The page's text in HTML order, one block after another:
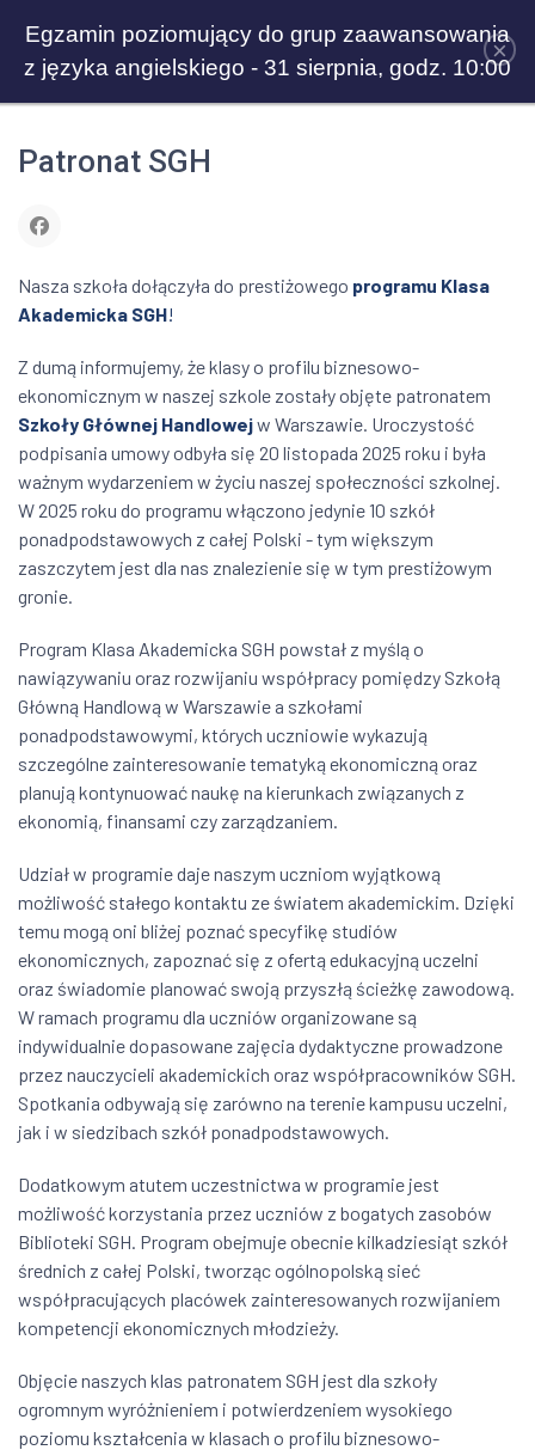
Patronat SGH
Nasza szkoła dołączyła do prestiżowego programu Klasa
Akademicka SGH!
Z dumą informujemy, że klasy o profilu biznesowo-
ekonomicznym w naszej szkole zostały objęte patronatem
Szkoły Głównej Handlowejw Warszawie. Uroczystość
podpisania umowy odbyła się 20 listopada 2025 roku i była
ważnym wydarzeniem w życiu naszej społeczności szkolnej.
W 2025 roku do programu włączono jedynie 10 szkół
ponadpodstawowych z całej Polski - tym większym
zaszczytem jest dla nas znalezienie się w tym prestiżowym
gronie.
Program Klasa Akademicka SGH powstał z myślą o
nawiązywaniu oraz rozwijaniu współpracy pomiędzy Szkołą
Główną Handlową w Warszawie a szkołami
ponadpodstawowymi, których uczniowie wykazują
szczególne zainteresowanie tematyką ekonomiczną oraz
planują kontynuować naukę na kierunkach związanych z
ekonomią, finansami czy zarządzaniem.
Udział w programie daje naszym uczniom wyjątkową
możliwość stałego kontaktu ze światem akademickim. Dzięki
temu mogą oni bliżej poznać specyfikę studiów
ekonomicznych, zapoznać się z ofertą edukacyjną uczelni
oraz świadomie planować swoją przyszłą ścieżkę zawodową.
W ramach programu dla uczniów organizowane są
indywidualnie dopasowane zajęcia dydaktyczne prowadzone
przez nauczycieli akademickich oraz współpracowników SGH.
Spotkania odbywają się zarówno na terenie kampusu uczelni,
jak i w siedzibach szkół ponadpodstawowych.
Dodatkowym atutem uczestnictwa w programie jest
możliwość korzystania przez uczniów z bogatych zasobów
Biblioteki SGH. Program obejmuje obecnie kilkadziesiąt szkół
średnich z całej Polski, tworząc ogólnopolską sieć
współpracujących placówek zainteresowanych rozwijaniem
kompetencji ekonomicznych młodzieży.
Objęcie naszych klas patronatem SGH jest dla szkoły
ogromnym wyróżnieniem i potwierdzeniem wysokiego
poziomu kształcenia w klasach o profilu biznesowo-
×
Egzamin poziomujący do grup zaawansowania
z języka angielskiego - 31 sierpnia, godz. 10:00